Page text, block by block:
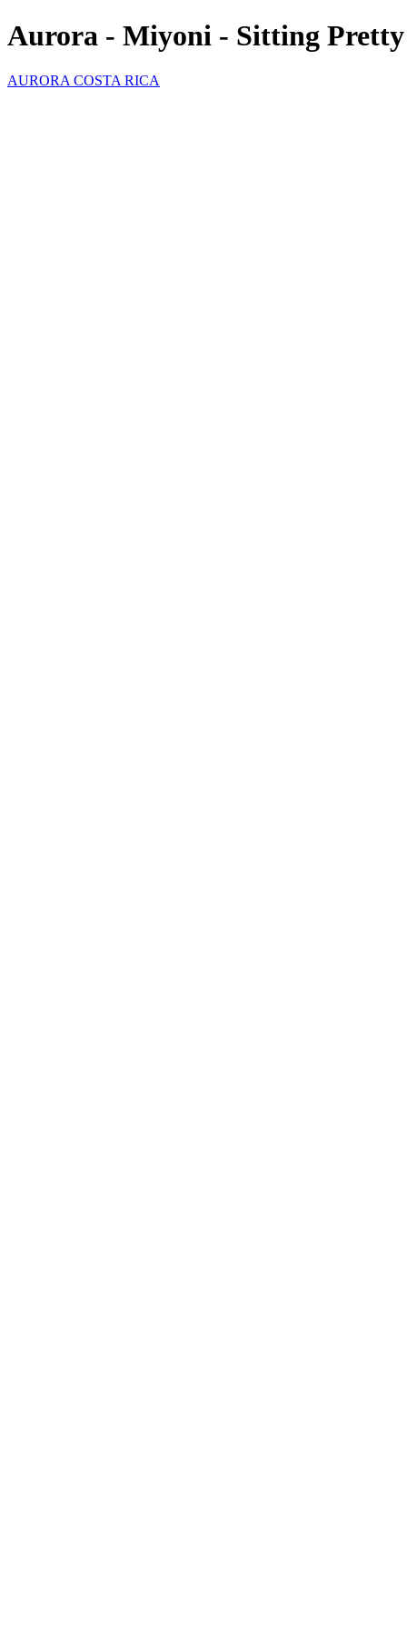
Aurora - Miyoni - Sitting
AURORA COSTA RICA